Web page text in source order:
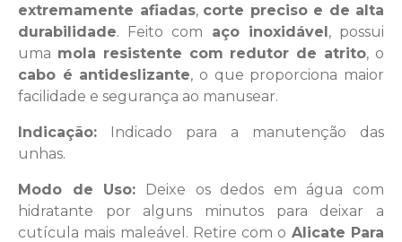
extremamente afiadas, corte preciso e de alta
durabilidade. Feito com aço inoxidável, possui
uma mola resistente com redutor de atrito, o
cabo é antideslizante, o que proporciona maior
facilidade e segurança ao manusear.
Indicação: Indicado para a manutenção das
unhas.
Modo de Uso: Deixe os dedos em água com
hidratante por alguns minutos para deixar a
cutícula mais maleável. Retire com o Alicate Para